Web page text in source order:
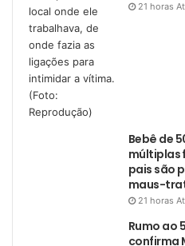
21 horas
Bebê de
múltiplas
pais são
maus-
21 horas
Rumo ao
confirma